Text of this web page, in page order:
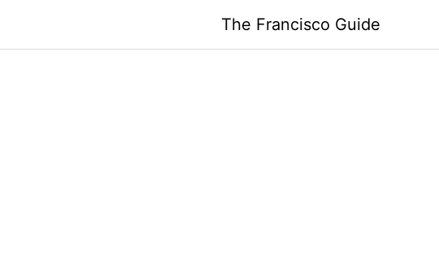
content
The Francisco Guide